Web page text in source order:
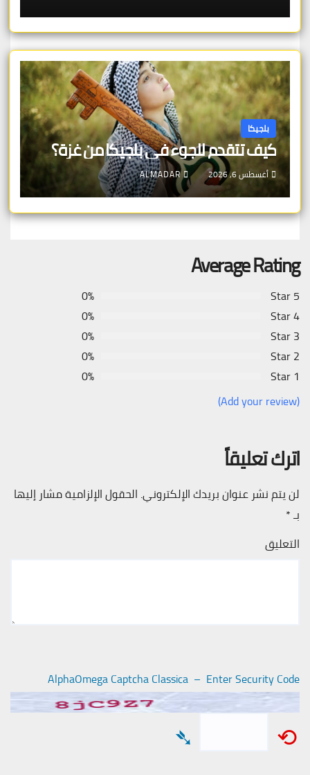
بلجيكا
كيف تتقدم للجوء في بلجيكا من غزة؟
أغسطس 6, 2026 ALMADAR
Average Rating
5 Star
0%
4 Star
0%
3 Star
0%
2 Star
0%
1 Star
0%
(Add your review)
اترك تعليقاً
لن يتم نشر عنوان بريدك الإلكتروني. الحقول الإلزامية مشار إليها
بـ*
التعليق
AlphaOmega Captcha Classica – Enter Security Code
⟲
➴